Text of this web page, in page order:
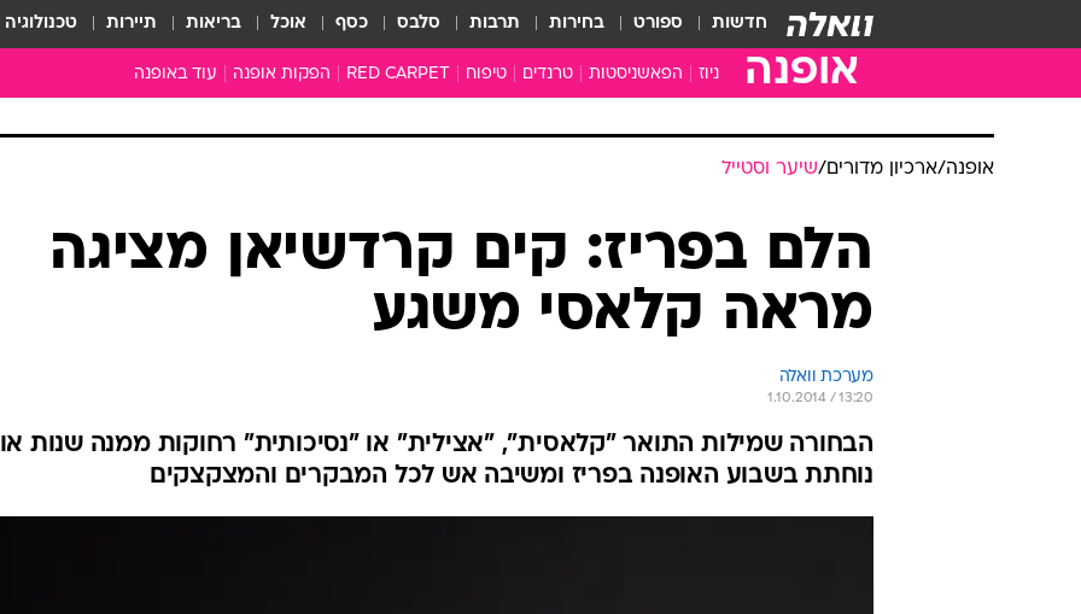
חדשות ספורט בחירות תרבות סלבס כסף אוכל בריאות תיירות טכנולוגיה
אופנה ניוז הפאשניסטות טרנדים טיפוח RED CARPET הפקות אופנה עוד באופנה
ארכיון מדורים
המצפן
סבתא שיק
אופנה/ארכיון מדורים/שיער וסטייל
הלם בפריז: קים קרדשיאן מציגה
מראה קלאסי משגע
מערכת וואלה
1.10.2014 / 13:20
הבחורה שמילות התואר "קלאסית", "אצילית" או "נסיכותית" רחוקות ממנה שנות
נוחתת בשבוע האופנה בפריז ומשיבה אש לכל המבקרים והמצקצקים